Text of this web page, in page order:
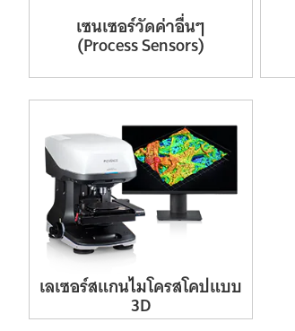
เซนเซอร์วัดค่าอื่นๆ
(ProcessSensors)
เลเซอร์สแกนไมโครสโคปแบบ
3D